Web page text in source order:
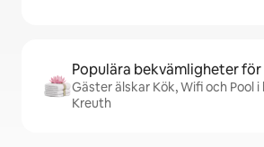
Populära bekvämligheter
Gäster älskar Kök, Wifi och Pool
Kreuth